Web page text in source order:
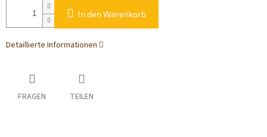
In den Warenkorb
Detaillierte Informationen
FRAGEN TEILEN